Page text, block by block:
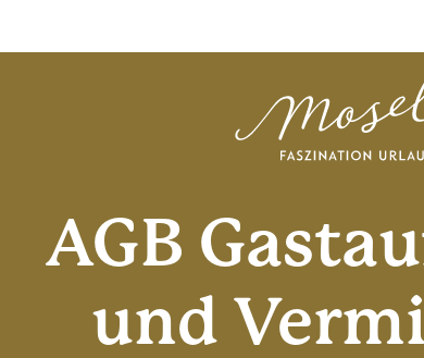
AGB
und